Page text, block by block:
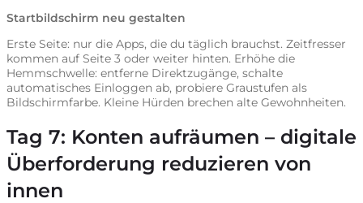
Startbildschirm neu gestalten
Erste Seite: nur die Apps, die du täglich brauchst. Zeitfresser
kommen auf Seite 3 oder weiter hinten. Erhöhe die
Hemmschwelle: entferne Direktzugänge, schalte
automatisches Einloggen ab, probiere Graustufen als
Bildschirmfarbe. Kleine Hürden brechen alte Gewohnheiten.
Tag 7: Konten aufräumen – digitale
Überforderung reduzieren von
innen